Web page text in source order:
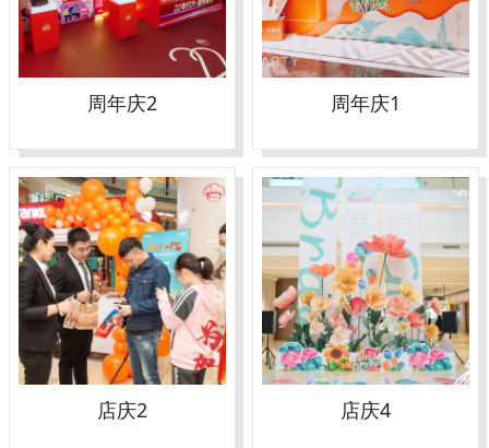
周年庆2 周年庆1
店庆2 店庆4